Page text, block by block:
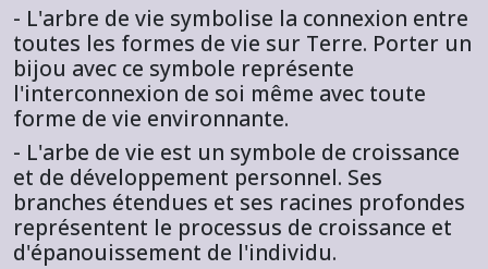
- L'arbre de vie symbolise la connexion entre
toutes les formes de vie sur Terre. Porter un
bijou avec ce symbole représente
l'interconnexion de soi même avec toute
forme de vie environnante.
- L'arbe de vie est un symbole de croissance
et de développement personnel. Ses
branches étendues et ses racines profondes
représentent le processus de croissance et
d'épanouissement de l'individu.